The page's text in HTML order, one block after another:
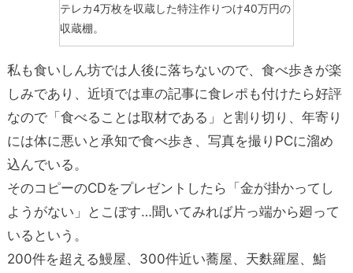
テレカ4万枚を収蔵した特注作りつけ40万円の
収蔵棚。
私も食いしん坊では人後に落ちないので、食べ歩きが楽
しみであり、近頃では車の記事に食レポも付けたら好評
なので「食べることは取材である」と割り切り、年寄り
には体に悪いと承知で食べ歩き、写真を撮りPCに溜め
込んでいる。
そのコピーのCDをプレゼントしたら「金が掛かってし
ようがない」とこぼす…聞いてみれば片っ端から廻って
いるという。
200件を超える鰻屋、300件近い蕎屋、天麩羅屋、鮨